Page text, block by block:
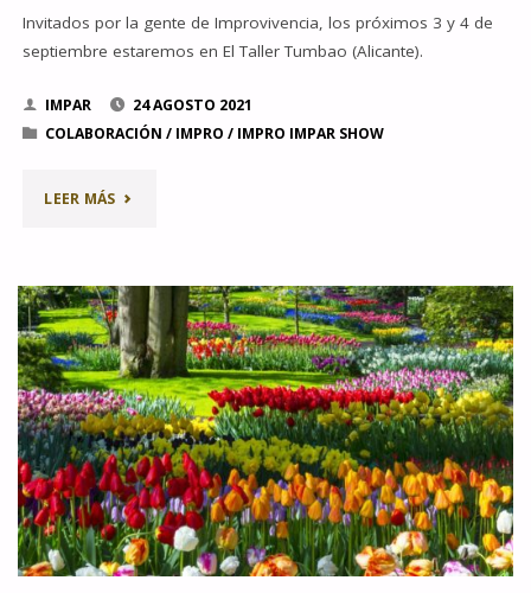
Invitados por la gente de Improvivencia, los próximos 3 y 4 de
septiembre estaremos en El Taller Tumbao (Alicante).
IMPAR
24 AGOSTO 2021
COLABORACIÓN / IMPRO / IMPRO IMPAR SHOW
LEER MÁS"EN
NOS
VAMOS
A
ALICANTE"